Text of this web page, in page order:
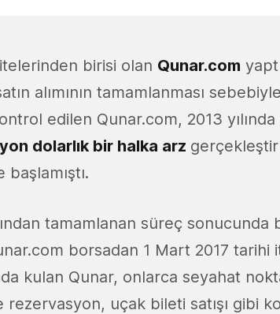
birisi olan Qunar.com
alımının tamamlanması
edilen Qunar.com, 2013
dolarlık bir halka arz
tamamlanan süreç sonucunda
borsadan 1 Mart 2017 tarihi
kulan Qunar, onlarca seyahat
uçak bileti satışı gibi